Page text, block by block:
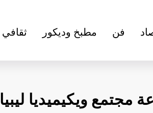
فن مطبخ وديكور ثقافي
ويكيميديا ليبيا